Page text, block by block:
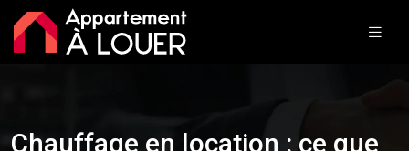
Chauffage en location : ce que